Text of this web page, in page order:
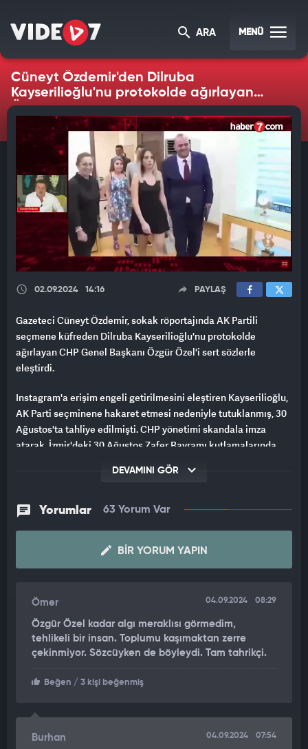
ARA MENÜ
Cüneyt Özdemir'den Dilruba
Kayserilioğlu'nu protokolde ağırlayan
Özel'e sert tepki
02.09.2024 14:16 PAYLAŞ
Gazeteci Cüneyt Özdemir, sokak röportajında AK Partili
seçmene küfreden Dilruba Kayserilioğlu'nu protokolde
ağırlayan CHP Genel Başkanı Özgür Özel'i sert sözlerle
eleştirdi.
Instagram'a erişim engeli getirilmesini eleştiren Kayserilioğlu,
AK Parti seçminene hakaret etmesi nedeniyle tutuklanmış, 30
Ağustos'ta tahliye edilmişti. CHP yönetimi skandala imza
atarak, İzmir'deki 30 Ağustos Zafer Bayramı kutlamalarında
tepki gösteren Özdemir, şunları söyledi:
"SİZ KAFAYI MI YEDİNİZ?"
"Özgür Özel, İzmir Fuarı'nın açılışını bir gün öne alıyor. Nedenini
bilmiyoruz. Dilruba Hanım geliyor ve protokolde ağırlanıyor.
mu? Bilmem nesini emcükleyen diyen kadını bir anda protokole
oturtuyorsun? Nedir referansın arkadaş?
"BENCE MİLLETVEKİLİ YAPIN"
Kılıçdaroğlu bütün hikayeyi Erdoğan karşıtlığı üzerine kurdu ve
üzerinden bir şey yürüyor. Aklım tutuluyor. Herhalde bu kadar da
olmaz diyorsun.
DEVAMINI GÖR
Yorumlar 63 Yorum Var
BIR YORUM YAPIN
Ömer 04.09.2024 08:29
Özgür Özel kadar algı meraklısı görmedim,
tehlikeli bir insan. Toplumu kaşımaktan zerre
çekinmiyor. Sözcüyken de böyleydi. Tam tahrikçi.
Beğen / 3 kişi beğenmiş
Burhan 04.09.2024 07:54